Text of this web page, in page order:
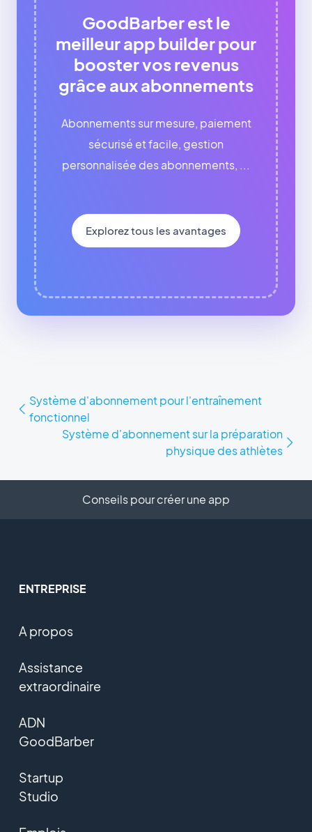
GoodBarber est le
meilleur app builder pour
booster vos revenus
grâce aux abonnements
Abonnements sur mesure, paiement
sécurisé et facile, gestion
personnalisée des abonnements, ...
Explorez tous les avantages
Système d'abonnement pour l'entraînement
fonctionnel
Système d'abonnement sur la préparation
physique des athlètes
Conseils pour créer une app
ENTREPRISE
A propos
Assistance
extraordinaire
ADN
GoodBarber
Startup
Studio